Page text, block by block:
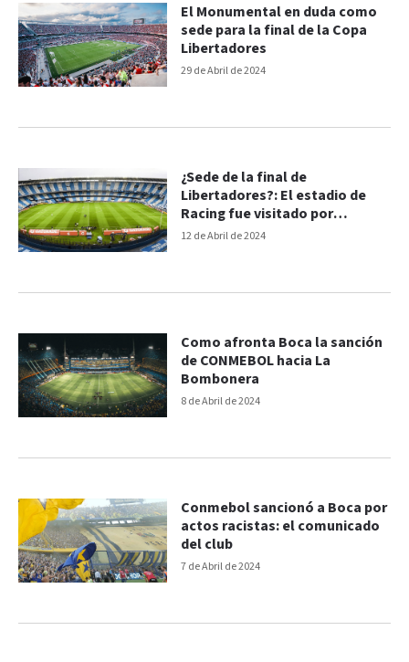
29 de Abril de 2024
El Monumental en duda como
sede para la final de la Copa
Libertadores
12 de Abril de 2024
¿Sede de la final de
Libertadores?: El estadio de
Racing fue visitado por
Conmebol
8 de Abril de 2024
Como afronta Boca la sanción
de CONMEBOL hacia La
Bombonera
7 de Abril de 2024
Conmebol sancionó a Boca por
actos racistas: el comunicado
del club